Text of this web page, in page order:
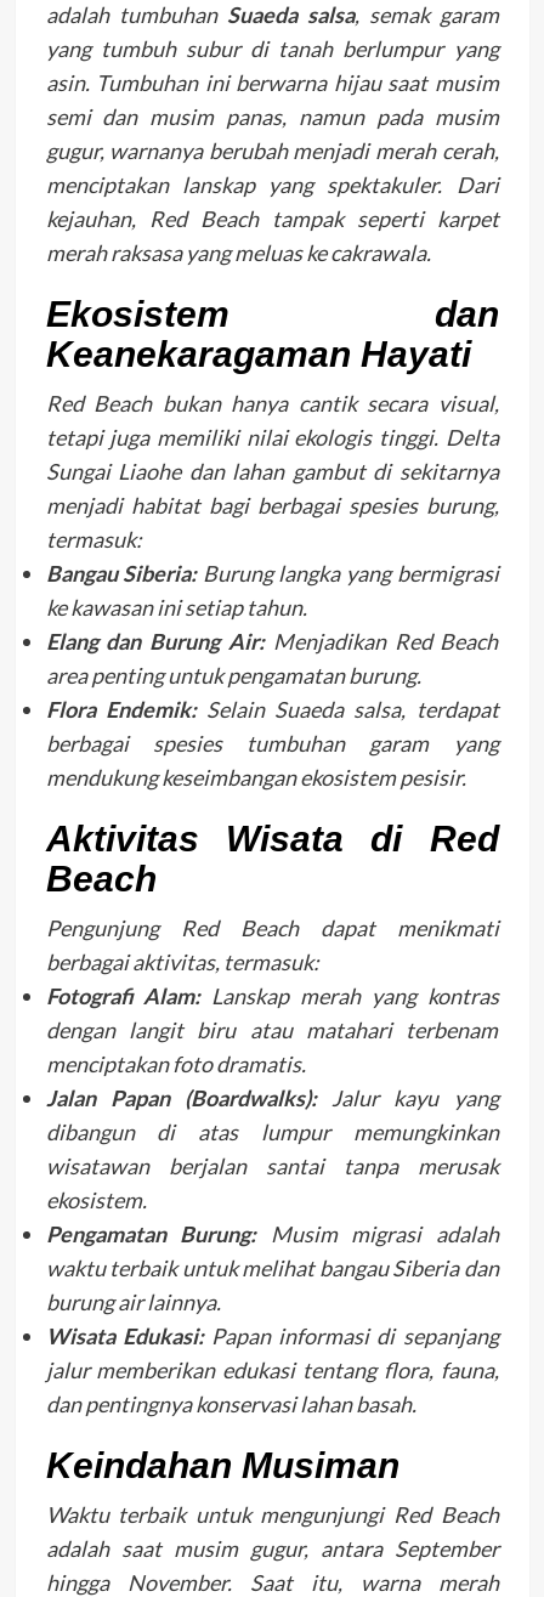
adalah tumbuhan Suaeda salsa, semak garam
yang tumbuh subur di tanah berlumpur yang
asin. Tumbuhan ini berwarna hijau saat musim
semi dan musim panas, namun pada musim
gugur, warnanya berubah menjadi merah cerah,
menciptakan lanskap yang spektakuler. Dari
kejauhan, Red Beach tampak seperti karpet
merah raksasa yang meluas ke cakrawala.
Ekosistem dan
Keanekaragaman Hayati
Red Beach bukan hanya cantik secara visual,
tetapi juga memiliki nilai ekologis tinggi. Delta
Sungai Liaohe dan lahan gambut di sekitarnya
menjadi habitat bagi berbagai spesies burung,
termasuk:
Bangau Siberia:Burung langka yang bermigrasi
ke kawasan ini setiap tahun.
Elang dan Burung Air:Menjadikan Red Beach
area penting untuk pengamatan burung.
Flora Endemik:Selain Suaeda salsa, terdapat
berbagai spesies tumbuhan garam yang
mendukung keseimbangan ekosistem pesisir.
Aktivitas Wisata di Red
Beach
Pengunjung Red Beach dapat menikmati
berbagai aktivitas, termasuk:
Fotografi Alam:Lanskap merah yang kontras
dengan langit biru atau matahari terbenam
menciptakan foto dramatis.
Jalan Papan (Boardwalks):Jalur kayu yang
dibangun di atas lumpur memungkinkan
wisatawan berjalan santai tanpa merusak
ekosistem.
Pengamatan Burung:Musim migrasi adalah
waktu terbaik untuk melihat bangau Siberia dan
burung air lainnya.
Wisata Edukasi:Papan informasi di sepanjang
jalur memberikan edukasi tentang flora, fauna,
dan pentingnya konservasi lahan basah.
Keindahan Musiman
Waktu terbaik untuk mengunjungi Red Beach
adalah saat musim gugur, antara September
hingga November. Saat itu, warna merah